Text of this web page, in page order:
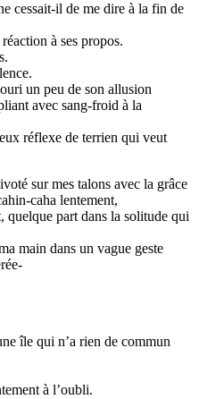
cessait-il de me dire à la fin de
à ses propos.
un peu de son allusion
avec sang-froid à la
réflexe de terrien qui veut
sur mes talons avec la grâce
caha lentement,
quelque part dans la solitude qui
main dans un vague geste
île qui n’a rien de commun
à l’oubli.